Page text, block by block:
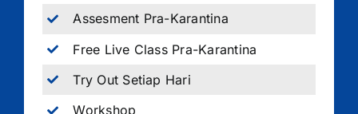
Assesment Pra-Karantina
Free Live Class Pra-Karantina
Try Out Setiap Hari
Workshop